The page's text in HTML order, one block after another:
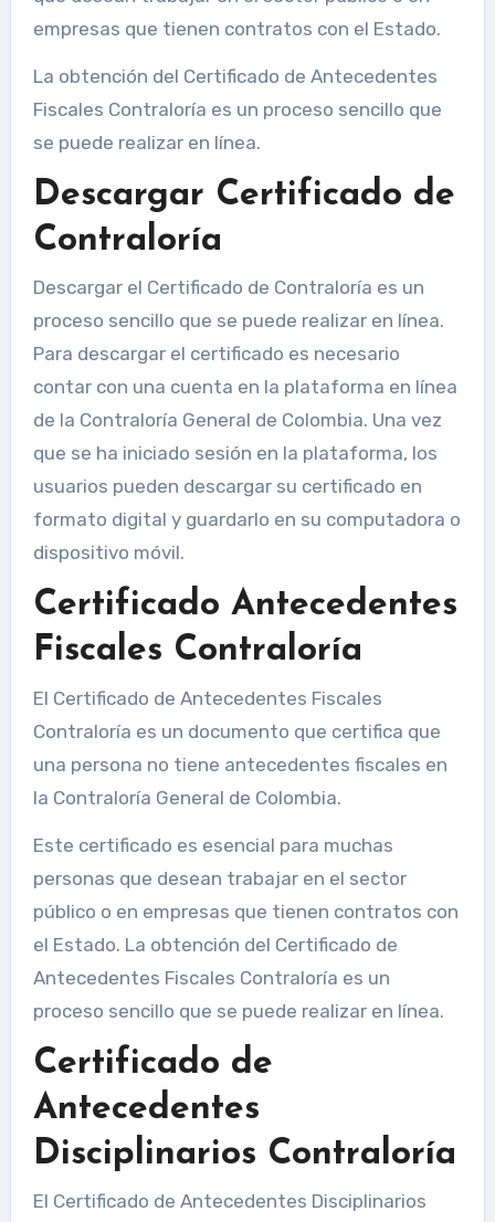
empresas que tienen contratos con el Estado.
La obtención del Certificado de Antecedentes
Fiscales Contraloría es un proceso sencillo que
se puede realizar en línea.
Descargar Certificado de
Contraloría
Descargar el Certificado de Contraloría es un
proceso sencillo que se puede realizar en línea.
Para descargar el certificado es necesario
contar con una cuenta en la plataforma en línea
de la Contraloría General de Colombia. Una vez
que se ha iniciado sesión en la plataforma, los
usuarios pueden descargar su certificado en
formato digital y guardarlo en su computadora o
dispositivo móvil.
Certificado Antecedentes
Fiscales Contraloría
El Certificado de Antecedentes Fiscales
Contraloría es un documento que certifica que
una persona no tiene antecedentes fiscales en
la Contraloría General de Colombia.
Este certificado es esencial para muchas
personas que desean trabajar en el sector
público o en empresas que tienen contratos con
el Estado. La obtención del Certificado de
Antecedentes Fiscales Contraloría es un
proceso sencillo que se puede realizar en línea.
Certificado de
Antecedentes
Disciplinarios Contraloría
El Certificado de Antecedentes Disciplinarios